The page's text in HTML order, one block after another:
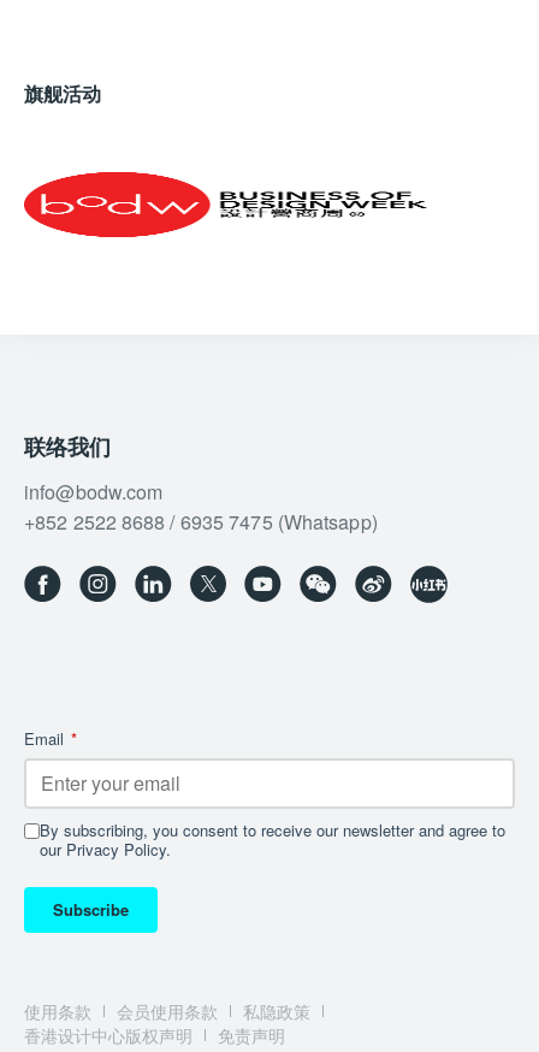
旗舰活动
联络我们
info@bodw.com
+852 2522 8688 / 6935 7475 (Whatsapp)
Email *
By subscribing, you consent to receive our newsletter and agree to
our Privacy Policy.
Subscribe
使用条款 会员使用条款
私隐政策
香港设计中心版权声明
免责声明